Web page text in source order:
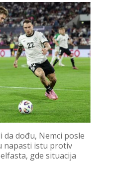
da dođu, Nemci posle
napasti istu protiv
gde situacija